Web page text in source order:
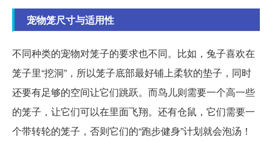
宠物笼尺寸与适用性
不同种类的宠物对笼子的要求也不同。比如，兔子喜欢在
笼子里“挖洞”，所以笼子底部最好铺上柔软的垫子，同时
还要有足够的空间让它们跳跃。而鸟儿则需要一个高一些
的笼子，让它们可以在里面飞翔。还有仓鼠，它们需要一
个带转轮的笼子，否则它们的“跑步健身”计划就会泡汤！